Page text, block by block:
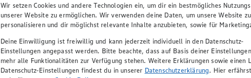
Wir setzen Cookies und andere Technologien ein, um dir ein bestmögliches
unserer Website zu ermöglichen. Wir verwenden deine Daten, um unsere Website zu
personalisieren und dir möglichst relevante Inhalte anzubieten, sowie für
Deine Einwilligung ist freiwillig und kann jederzeit individuell in den Datenschutz-
Einstellungen angepasst werden. Bitte beachte, dass auf Basis deiner
mehr alle Funktionalitäten zur Verfügung stehen. Weitere Erklärungen sowie einen
Datenschutz-Einstellungen findest du in unserer Datenschutzerklärung. Hier